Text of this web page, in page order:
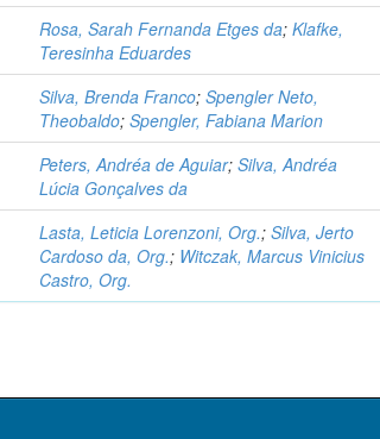
Rosa, Sarah Fernanda Etges da;Klafke,
Teresinha Eduardes
Silva, Brenda Franco;Spengler Neto,
Theobaldo;Spengler, Fabiana Marion
Peters, Andréa de Aguiar;Silva, Andréa
Lúcia Gonçalves da
Lasta, Leticia Lorenzoni, Org.;Silva, Jerto
Cardoso da, Org.; Witczak, Marcus Vinicius
Castro, Org.